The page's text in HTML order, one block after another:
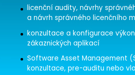
licenční audity, návrhy
a návrh správného licenčního
konzultace a konfigurace
zákaznických aplikací
Software Asset Management
konzultace, pre-auditu nebo